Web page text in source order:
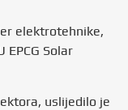
elektrotehnike,
Solar
uslijedilo je